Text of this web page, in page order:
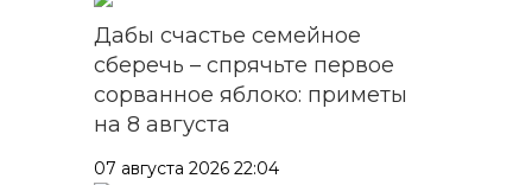
Дабы счастье семейное
сберечь – спрячьте первое
сорванное яблоко: приметы
на 8 августа
07 августа 2026 22:04